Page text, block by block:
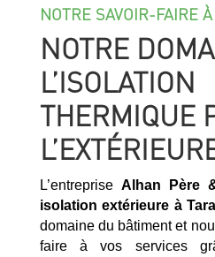
NOTRE SAVOIR-FAIRE
NOTRE
L’ISOLATION
THERMIQUE
L’entreprise Alhan Père
isolation extérieure à
domaine du bâtiment et
faire à vos services